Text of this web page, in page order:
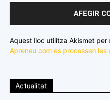
Aquest lloc utilitza Akismet per
Apreneu com es processen
Actualitat